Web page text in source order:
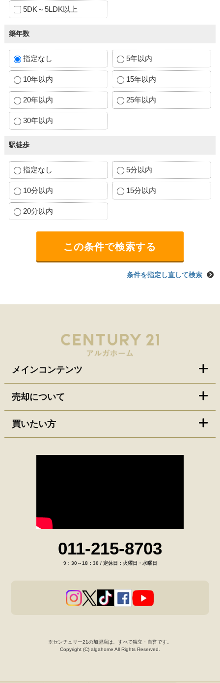
5DK～5LDK以上
築年数
指定なし 5年以内
10年以内 15年以内
20年以内 25年以内
30年以内
駅徒歩
指定なし 5分以内
10分以内 15分以内
20分以内
条件を指定し直して検索
メインコンテンツ
売却について
買いたい方
011-215-8703
9：30～18：30 / 定休日：火曜日・水曜日
※センチュリー21の加盟店は、すべて独立・自営です。
Copyright (C) algahome All Rights Reserved.